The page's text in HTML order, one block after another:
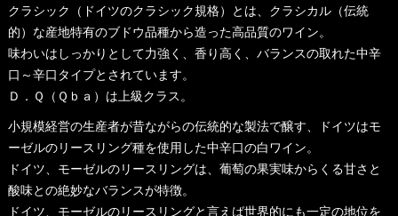
クラシック（ドイツのクラシック規格）とは、クラシカル（伝統
的）な産地特有のブドウ品種から造った高品質のワイン。
味わいはしっかりとして力強く、香り高く、バランスの取れた中辛
口～辛口タイプとされています。
Ｄ．Ｑ（Ｑｂａ）は上級クラス。
小規模経営の生産者が昔ながらの伝統的な製法で醸す、ドイツはモ
ーゼルのリースリング種を使用した中辛口の白ワイン。
ドイツ、モーゼルのリースリングは、葡萄の果実味からくる甘さと
酸味との絶妙なバランスが特徴。
ドイツ、モーゼルのリースリングと言えば世界的にも一定の地位を